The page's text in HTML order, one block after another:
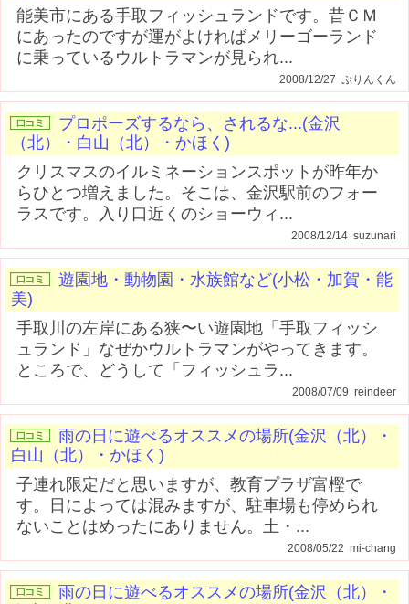
能美市にある手取フィッシュランドです。昔ＣＭ
にあったのですが運がよければメリーゴーランド
に乗っているウルトラマンが見られ...
2008/12/27 ぷりんくん
プロポーズするなら、されるな...(金沢
（北）・白山（北）・かほく)
クリスマスのイルミネーションスポットが昨年か
らひとつ増えました。そこは、金沢駅前のフォー
ラスです。入り口近くのショーウィ...
2008/12/14 suzunari
遊園地・動物園・水族館など(小松・加賀・能
美)
手取川の左岸にある狭〜い遊園地「手取フィッシ
ュランド」なぜかウルトラマンがやってきます。
ところで、どうして「フィッシュラ...
2008/07/09 reindeer
雨の日に遊べるオススメの場所(金沢（北）・
白山（北）・かほく)
子連れ限定だと思いますが、教育プラザ富樫で
す。日によっては混みますが、駐車場も停められ
ないことはめったにありません。土・...
2008/05/22 mi-chang
雨の日に遊べるオススメの場所(金沢（北）・